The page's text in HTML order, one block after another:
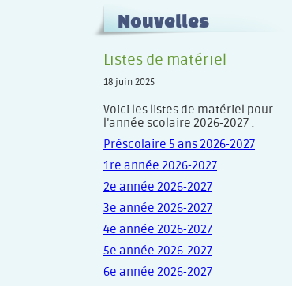
Nouvelles
Listes de matériel
18 juin 2025
Voici les listes de matériel pour
l’année scolaire 2026-2027 :
Préscolaire 5 ans 2026-2027
1re année 2026-2027
2e année 2026-2027
3e année 2026-2027
4e année 2026-2027
5e année 2026-2027
6e année 2026-2027